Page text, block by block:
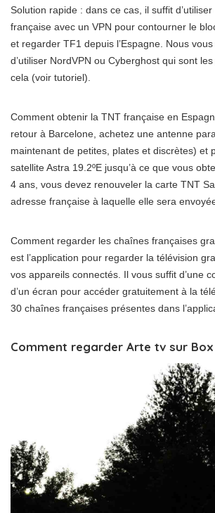
Solution rapide : dans ce cas, il suffit
française avec un VPN pour contourner le
et regarder TF1 depuis l’Espagne. Nous
d’utiliser NordVPN ou Cyberghost qui sont
cela (voir tutoriel).
Comment obtenir la TNT française en
retour à Barcelone, achetez une antenne
maintenant de petites, plates et discrètes) et
satellite Astra 19.2ºE jusqu’à ce que vous
4 ans, vous devez renouveler la carte TNT
adresse française à laquelle elle sera
Comment regarder les chaînes françaises
est l’application pour regarder la télévision
vos appareils connectés. Il vous suffit d’une
d’un écran pour accéder gratuitement à la
30 chaînes françaises présentes dans
Comment regarder Arte tv sur